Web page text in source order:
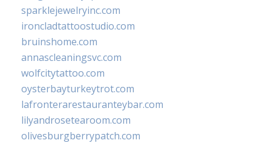
sparklejewelryinc.com
ironcladtattoostudio.com
bruinshome.com
annascleaningsvc.com
wolfcitytattoo.com
oysterbayturkeytrot.com
lafronterarestauranteybar.com
lilyandrosetearoom.com
olivesburgberrypatch.com